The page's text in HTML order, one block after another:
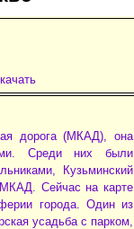
дорога (МКАД), она
Среди них были
Кузьминский
Сейчас на карте
города. Один из
усадьба с парком,